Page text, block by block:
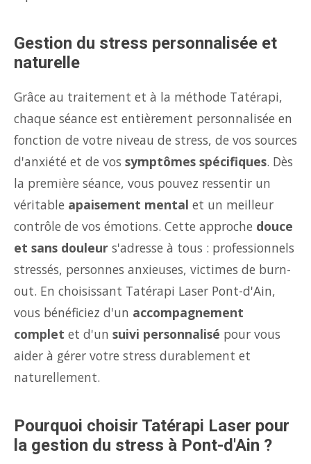
Gestion du stress personnalisée et
naturelle
Grâce au traitement et à la méthode Tatérapi,
chaque séance est entièrement personnalisée en
fonction de votre niveau de stress, de vos sources
d'anxiété et de vos symptômes spécifiques. Dès
la première séance, vous pouvez ressentir un
véritable apaisement mental et un meilleur
contrôle de vos émotions. Cette approche douce
et sans douleur s'adresse à tous : professionnels
stressés, personnes anxieuses, victimes de burn-
out. En choisissant Tatérapi Laser Pont-d'Ain,
vous bénéficiez d'un accompagnement
complet et d'un suivi personnalisé pour vous
aider à gérer votre stress durablement et
naturellement.
Pourquoi choisir Tatérapi Laser pour
la gestion du stress à Pont-d'Ain ?